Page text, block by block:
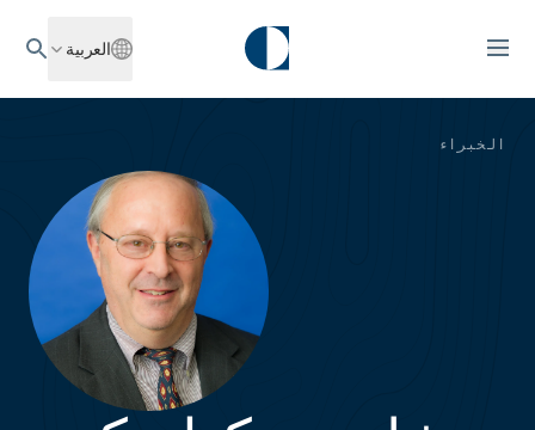
العربية
الخبراء